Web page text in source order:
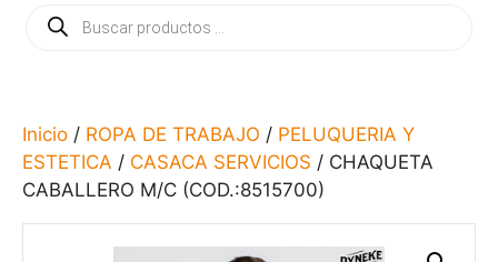
Búsqueda
de
Inicio / ROPA DE TRABAJO / PELUQUERIA Y
ESTETICA / CASACA SERVICIOS / CHAQUETA
CABALLERO M/C (COD.:8515700)